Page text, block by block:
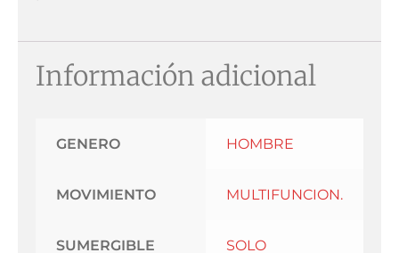
Información adicional
GENERO HOMBRE
MOVIMIENTO MULTIFUNCION.
SUMERGIBLE SOLO